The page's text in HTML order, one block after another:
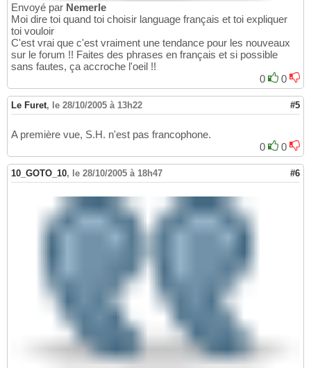
Envoyé par Nemerle
Moi dire toi quand toi choisir language français et toi expliquer
toi vouloir
C'est vrai que c'est vraiment une tendance pour les nouveaux
sur le forum !! Faites des phrases en français et si possible
sans fautes, ça accroche l'oeil !!
0
0
Le Furet, le 28/10/2005 à 13h22 #5
A première vue, S.H. n'est pas francophone.
0
0
10_GOTO_10, le 28/10/2005 à 18h47 #6